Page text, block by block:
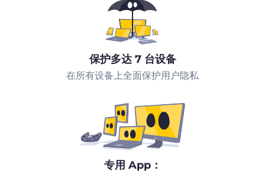
保护多达 7 台设备
在所有设备上全面保护用户隐私
专用 App：